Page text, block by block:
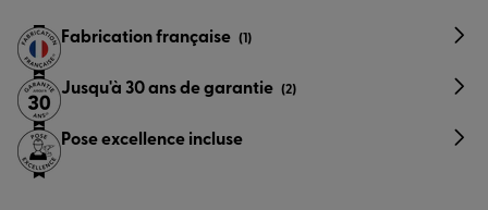
Fabrication française (1)
Jusqu'à 30 ans de garantie (2)
Pose excellence incluse